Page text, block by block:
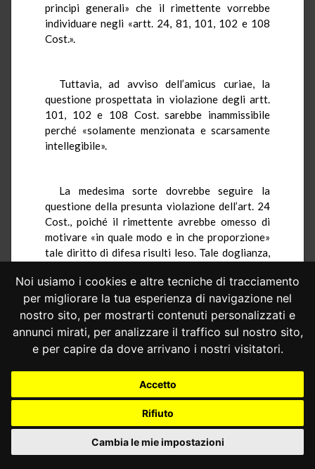
Noi usiamo i cookies e altre tecniche di tracciamento
per migliorare la tua esperienza di navigazione nel
nostro sito, per mostrarti contenuti personalizzati e
annunci mirati, per analizzare il traffico sul nostro sito,
e per capire da dove arrivano i nostri visitatori.
Accetto
Rifiuto
Cambia le mie impostazioni
principi generali» che il rimettente vorrebbe
individuare negli «artt. 24, 81, 101, 102 e 108
Cost.».
Tuttavia, ad avviso dell’amicus curiae, la
questione prospettata in violazione degli artt.
101, 102 e 108 Cost. sarebbe inammissibile
perché «solamente menzionata e scarsamente
intellegibile».
La medesima sorte dovrebbe seguire la
questione della presunta violazione dell’art. 24
Cost., poiché il rimettente avrebbe omesso di
motivare «in quale modo e in che proporzione»
tale diritto di difesa risulti leso. Tale doglianza,
questioni interpretative prospettate dal giudice
a quo non inciderebbero sull’espletamento dei
poteri processuali dell’ente impositore, quanto
piuttosto di quelli amministrativi di
accertamento del tributo «i quali, come noto,
violazione dell’art. 6 CEDU per
l’irragionevolezza di una norma retroattiva
priva di un comprovato interesse generale.